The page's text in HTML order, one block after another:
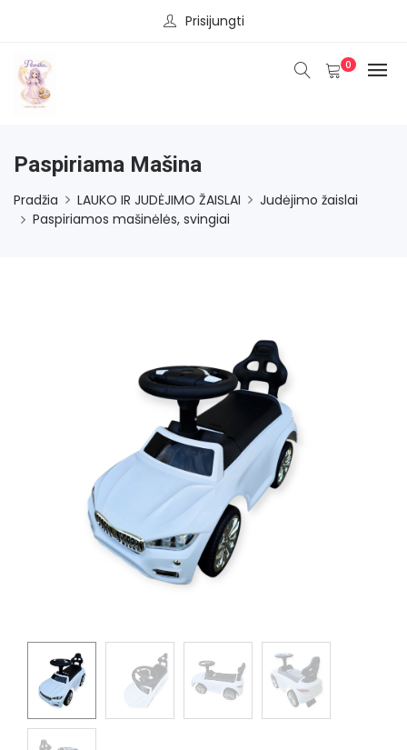
Prisijungti
0
Paspiriama Mašina
Pradžia LAUKO IR JUDĖJIMO ŽAISLAI
Judėjimo žaislai
Paspiriamos mašinėlės, svingiai